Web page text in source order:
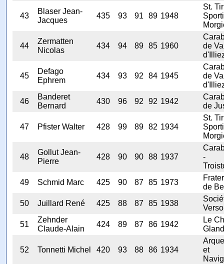
43
Blaser Jean-
Jacques
435 93 91 89 1948
St. Tir
44
Zermatten
Nicolas
434 94 89 85 1960
de
45
Defago
Ephrem
434 93 92 84 1945
de
46
Banderet
Bernard
430 96 92 92 1942
de
47 Pfister Walter 428 99 89 82 1934
St. Tir
48
Gollut Jean-
Pierre
428 90 90 88 1937
-
49
Schmid Marc 425 90 87 85 1973
de
50
Juillard René 425 88 87 85 1938
51
Zehnder
Claude-Alain
424 89 87 86 1942
Le
Gland
52 Tonnetti Michel 420 93 88 86 1934
et